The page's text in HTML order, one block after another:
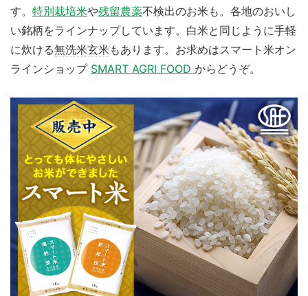
す。 特別栽培米や残留農薬不検出のお米も。各地のおいし
い銘柄をラインナップしています。白米と同じように手軽
に炊ける無洗米玄米 もあります。お求めはスマート米オン
ラインショップ SMART AGRI FOOD からどうぞ。